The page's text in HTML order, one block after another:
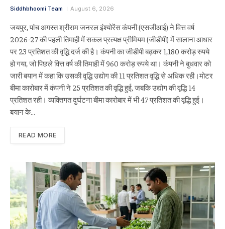
Siddhbhoomi Team August 6, 2026
जयपुर, पांच अगस्त श्रीराम जनरल इंश्योरेंस कंपनी (एसजीआई) ने वित्त वर्ष
2026-27 की पहली तिमाही में सकल प्रत्यक्ष प्रीमियम (जीडीपी) में सालाना आधार
पर 23 प्रतिशत की वृद्धि दर्ज की है। कंपनी का जीडीपी बढ़कर 1,180 करोड़ रुपये
हो गया, जो पिछले वित्त वर्ष की तिमाही में 960 करोड़ रुपये था। कंपनी ने बुधवार को
जारी बयान में कहा कि उसकी वृद्धि उद्योग की 11 प्रतिशत वृद्धि से अधिक रही।मोटर
बीमा कारोबार में कंपनी ने 25 प्रतिशत की वृद्धि हुई, जबकि उद्योग की वृद्धि 14
प्रतिशत रही। व्यक्तिगत दुर्घटना बीमा कारोबार में भी 47 प्रतिशत की वृद्धि हुई।
बयान के…
READ MORE